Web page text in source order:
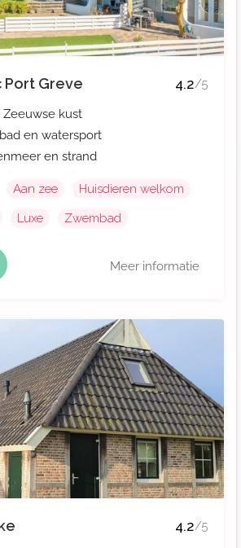
Port Greve 4.2/5
kust
en watersport
en strand
Aan zee
Huisdieren welkom
Luxe Zwembad
Meer informatie
4.2/5